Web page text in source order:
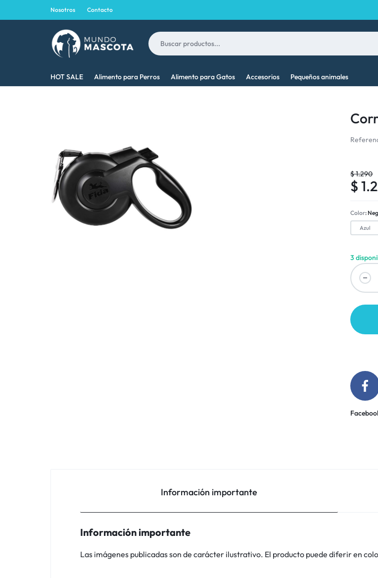
Nosotros Contacto
MASCOTA
MEJOR
MASCOTA
HOT SALE Alimento para Perros Alimento para Gatos Accesorios Pequeños animales
$1.290
$
Color
Azul
3
Información importante
Información importante
Las imágenes publicadas son de carácter ilustrativo. El producto puede diferir en